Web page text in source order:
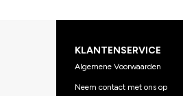
KLANTENSERVICE
Algemene Voorwaarden
Neem contact met ons op